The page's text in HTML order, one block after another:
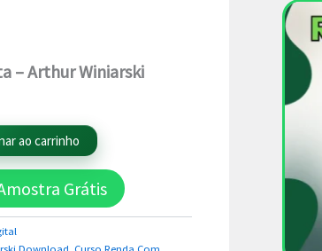
– Arthur Winiarski
ao carrinho
Grátis